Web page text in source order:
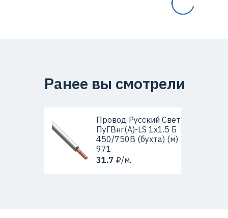
Ранее вы смотрели
Провод Русский Свет
ПуГВнг(А)-LS 1х1.5 Б
450/750В (бухта) (м)
971
31.7 ₽/м.